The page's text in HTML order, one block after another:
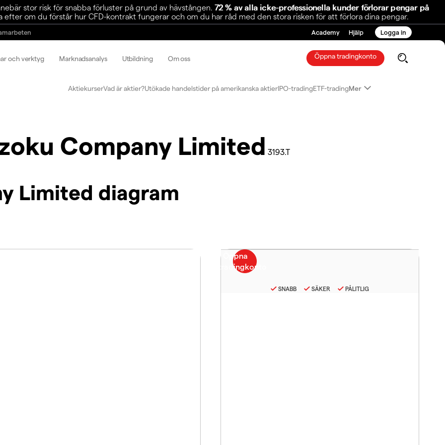
stor risk för snabba förluster på grund av hävstången. 72 % av alla icke-professionella kunder förlorar pengar på
efter om du förstår hur CFD-kontrakt fungerar och om du har råd med den stora risken för att förlora dina pengar.
Academy Hjälp Logga in
och verktyg Marknadsanalys Utbildning Om oss Öppna tradingkonto
AktiekurserVad är aktier?Utökade handelstider på amerikanska aktierIPO-tradingETF-tradingMer
Company Limited 3193.T
Limited diagram
SNABB SÄKER PÅLITLIG